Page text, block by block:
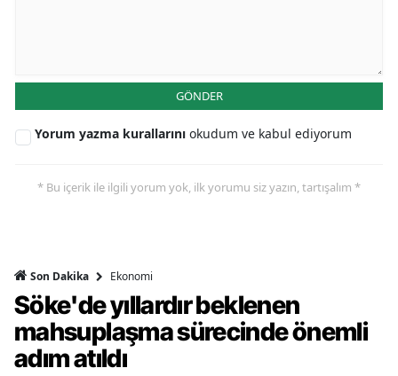
GÖNDER
Yorum yazma kurallarını okudum ve kabul ediyorum
* Bu içerik ile ilgili yorum yok, ilk yorumu siz yazın, tartışalım *
Son Dakika Ekonomi
Söke'de yıllardır beklenen
mahsuplaşma sürecinde önemli
adım atıldı